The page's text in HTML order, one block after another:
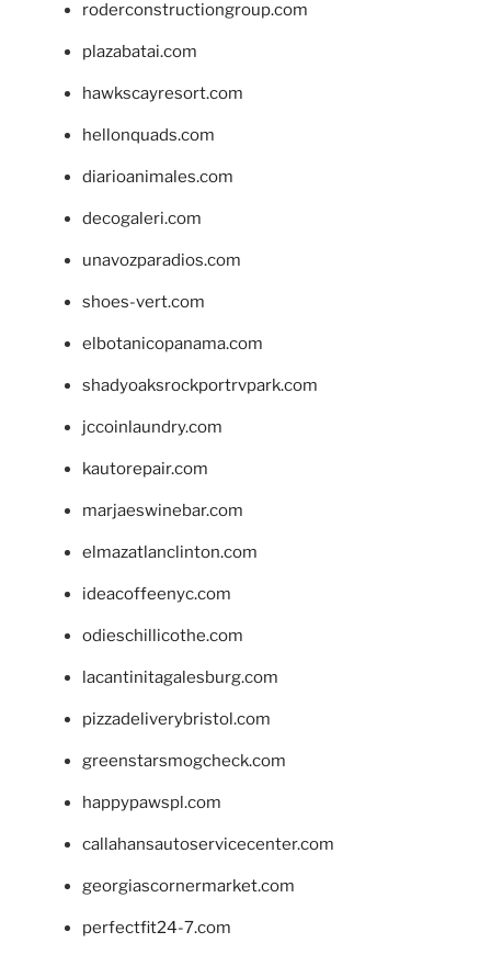
roderconstructiongroup.com
plazabatai.com
hawkscayresort.com
hellonquads.com
diarioanimales.com
decogaleri.com
unavozparadios.com
shoes-vert.com
elbotanicopanama.com
shadyoaksrockportrvpark.com
jccoinlaundry.com
kautorepair.com
marjaeswinebar.com
elmazatlanclinton.com
ideacoffeenyc.com
odieschillicothe.com
lacantinitagalesburg.com
pizzadeliverybristol.com
greenstarsmogcheck.com
happypawspl.com
callahansautoservicecenter.com
georgiascornermarket.com
perfectfit24-7.com